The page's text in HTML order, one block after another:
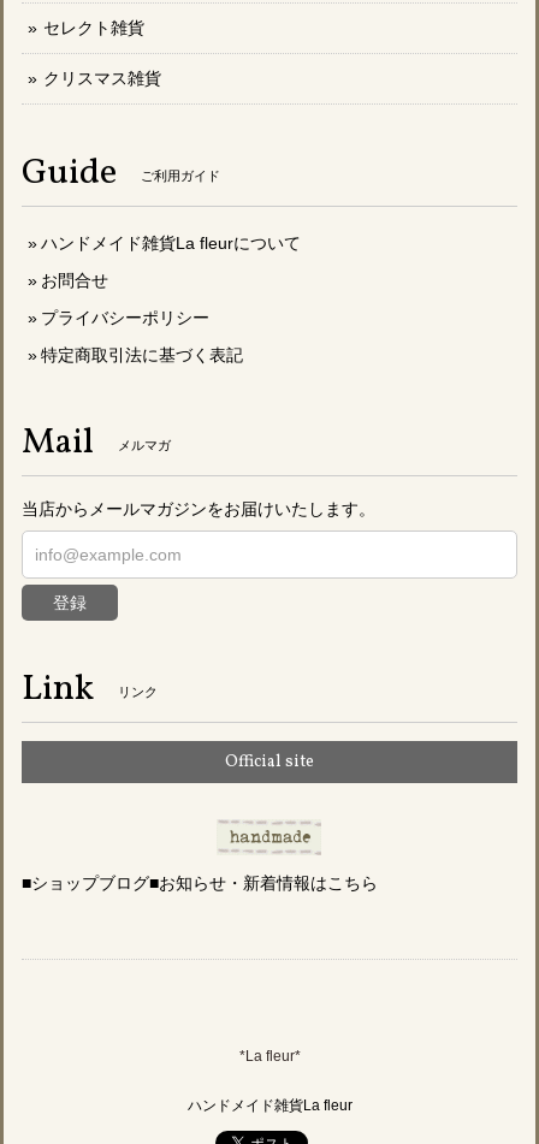
セレクト雑貨
クリスマス雑貨
Guide ご利用ガイド
ハンドメイド雑貨La fleurについて
お問合せ
プライバシーポリシー
特定商取引法に基づく表記
Mail メルマガ
当店からメールマガジンをお届けいたします。
登録
Link リンク
Official site
■ショップブログ■お知らせ・新着情報はこちら
*La fleur*
ハンドメイド雑貨La fleur